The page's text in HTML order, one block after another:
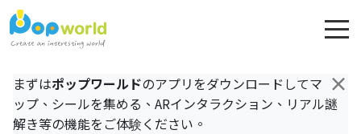
×
まずはポップワールドのアプリをダウンロードしてマ
ップ、シールを集める、ARインタラクション、リアル謎
解き等の機能をご体験ください。